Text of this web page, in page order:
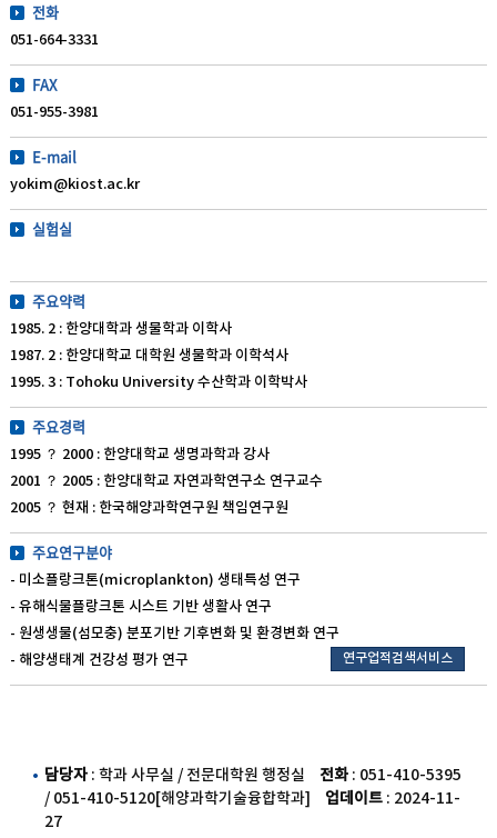
전화
051-664-3331
FAX
051-955-3981
E-mail
yokim@kiost.ac.kr
실험실
주요약력
1985. 2 : 한양대학과 생물학과 이학사
1987. 2 : 한양대학교 대학원 생물학과 이학석사
1995. 3 : Tohoku University 수산학과 이학박사
주요경력
1995 ？ 2000 : 한양대학교 생명과학과 강사
2001 ？ 2005 : 한양대학교 자연과학연구소 연구교수
2005 ？ 현재 : 한국해양과학연구원 책임연구원
주요연구분야
- 미소플랑크톤(microplankton) 생태특성 연구
- 유해식물플랑크톤 시스트 기반 생활사 연구
- 원생생물(섬모충) 분포기반 기후변화 및 환경변화 연구
- 해양생태계 건강성 평가 연구
연구업적검색서비스
담당자 : 학과 사무실 / 전문대학원 행정실 전화 : 051-410-5395
/ 051-410-5120[해양과학기술융합학과]
업데이트 : 2024-11-
27